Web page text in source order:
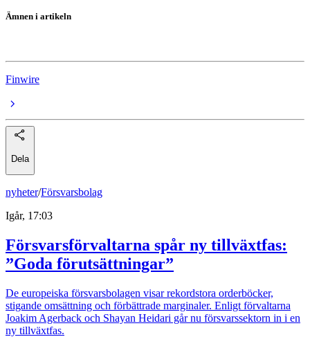
Ämnen i artikeln
Finwire
Dela
nyheter/Försvarsbolag
Igår, 17:03
Försvarsförvaltarna spår ny tillväxtfas:
”Goda förutsättningar”
De europeiska försvarsbolagen visar rekordstora orderböcker,
stigande omsättning och förbättrade marginaler. Enligt förvaltarna
Joakim Agerback och Shayan Heidari går nu försvarssektorn in i en
ny tillväxtfas.